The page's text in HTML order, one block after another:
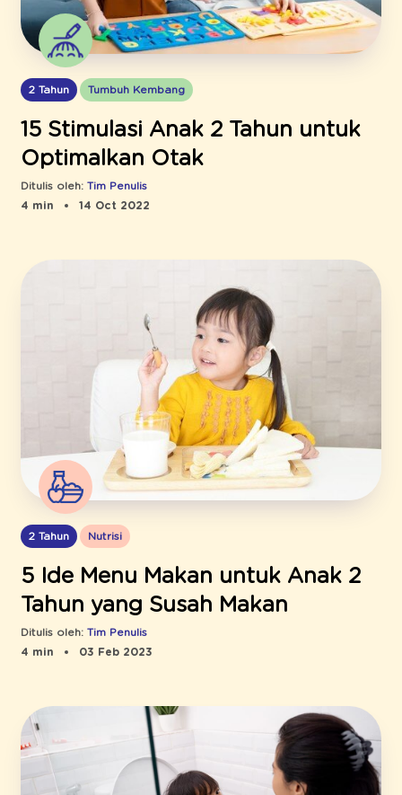
2 Tahun Tumbuh Kembang
15 Stimulasi Anak 2 Tahun untuk
Optimalkan Otak
Ditulis oleh: Tim Penulis
4 min
14 Oct 2022
2 Tahun Nutrisi
5 Ide Menu Makan untuk Anak 2
Tahun yang Susah Makan
Ditulis oleh: Tim Penulis
4 min
03 Feb 2023